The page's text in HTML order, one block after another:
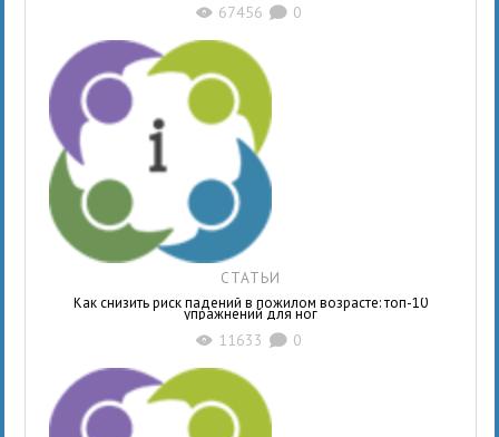
X 67456 K 0
СТАТЬИ
Как снизить риск падений в пожилом возрасте: топ-10
упражнений для ног
X 11633 K 0